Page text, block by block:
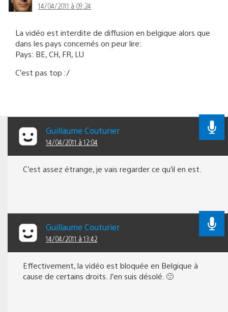
14/04/2011 à 09:24
La vidéo est interdite de diffusion en belgique alors que
dans les pays concernés on peur lire:
Pays: BE, CH, FR, LU
C’est pas top :/
Guillaume Couturier
14/04/2011 à 12:04
C’est assez étrange, je vais regarder ce qu’il en est.
Guillaume Couturier
14/04/2011 à 13:42
Effectivement, la vidéo est bloquée en Belgique à
cause de certains droits. J’en suis désolé. 🙁